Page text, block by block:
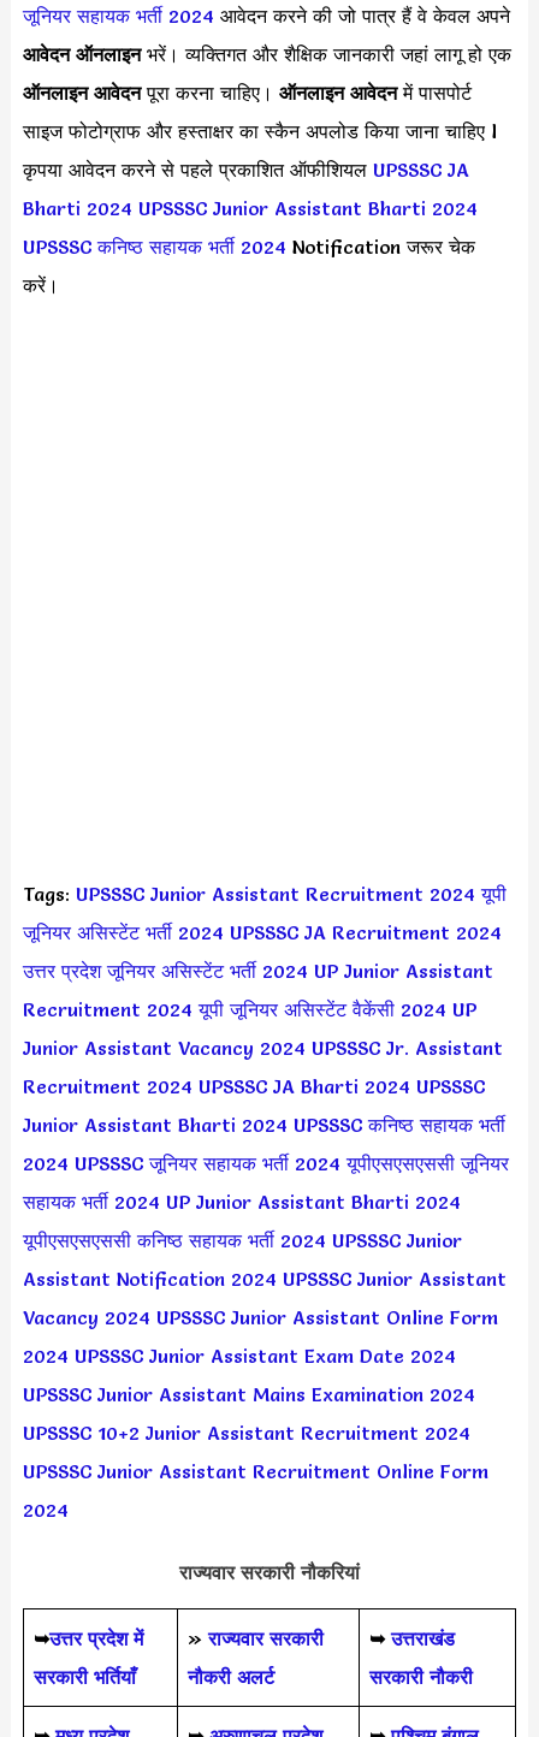
जूनियर सहायक भर्ती 2024 आवेदन करने की जो पात्र हैं वे केवल अपने
आवेदन ऑनलाइनभरें। व्यक्तिगत और शैक्षिक जानकारी जहां लागू हो एक
ऑनलाइन आवेदनपूरा करना चाहिए। ऑनलाइन आवेदनमें पासपोर्ट
साइज फोटोग्राफ और हस्ताक्षर का स्कैन अपलोड किया जाना चाहिए l
कृपया आवेदन करने से पहले प्रकाशित ऑफीशियल UPSSSC JA
Bharti 2024 UPSSSC Junior Assistant Bharti 2024
UPSSSC कनिष्ठ सहायक भर्ती 2024 Notification जरूर चेक
करें।
Tags: UPSSSC Junior Assistant Recruitment 2024यूपी
जूनियर असिस्टेंट भर्ती 2024 UPSSSC JA Recruitment 2024
उत्तर प्रदेश जूनियर असिस्टेंट भर्ती 2024 UP Junior Assistant
Recruitment 2024 यूपी जूनियर असिस्टेंट वैकेंसी 2024 UP
Junior Assistant Vacancy 2024 UPSSSC Jr. Assistant
Recruitment 2024 UPSSSC JA Bharti 2024 UPSSSC
Junior Assistant Bharti 2024 UPSSSC कनिष्ठ सहायक भर्ती
2024 UPSSSC जूनियर सहायक भर्ती 2024 यूपीएसएसएससी जूनियर
सहायक भर्ती 2024 UP Junior Assistant Bharti 2024
यूपीएसएसएससी कनिष्ठ सहायक भर्ती 2024 UPSSSC Junior
Assistant Notification 2024 UPSSSC Junior Assistant
Vacancy 2024 UPSSSC Junior Assistant Online Form
2024 UPSSSC Junior Assistant Exam Date 2024
UPSSSC Junior Assistant Mains Examination 2024
UPSSSC 10+2 Junior Assistant Recruitment 2024
UPSSSC Junior Assistant Recruitment Online Form
2024
राज्यवार सरकारी नौकरियां
➥उत्तर प्रदेश में
सरकारी भर्तियाँ
»राज्यवार सरकारी
नौकरी अलर्ट
➥ उत्तराखंड
सरकारी नौकरी